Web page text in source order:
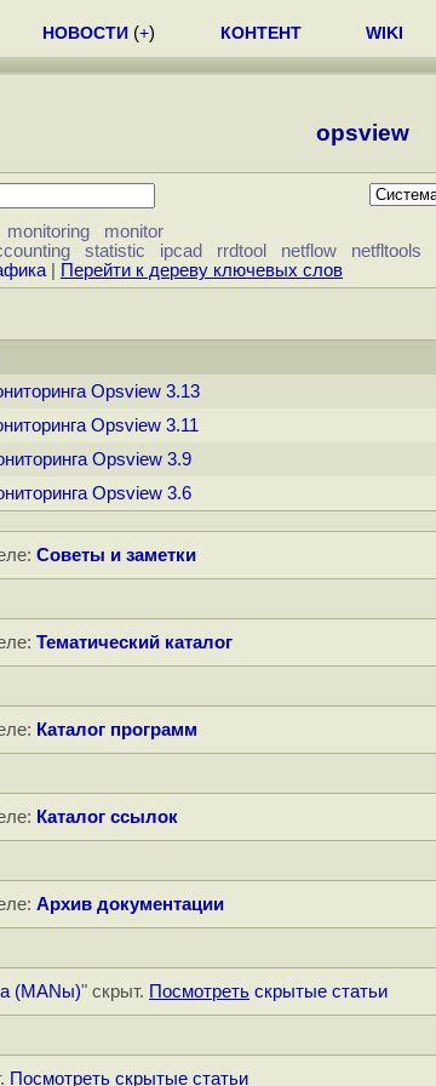
НОВОСТИ (+) КОНТЕНТ WIKI
opsview
monitoring
monitor
statistic ipcad rrdtool netflow netfltools
| Перейти к дереву ключевых слов
Opsview 3.13
Opsview 3.11
Opsview 3.9
Opsview 3.6
Советы и заметки
Тематический каталог
Каталог программ
Каталог ссылок
Архив документации
(MANы)" скрыт. Посмотреть скрытые статьи
Посмотреть скрытые статьи